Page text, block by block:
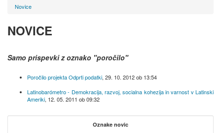
Novice
NOVICE
Samo prispevki z oznako "poročilo"
Poročilo projekta Odprti podatki, 29. 10. 2012 ob 13:54
Latinobarómetro - Demokracija, razvoj, socialna kohezija in varnost v Latinski
Ameriki, 12. 05. 2011 ob 09:32
Oznake novic